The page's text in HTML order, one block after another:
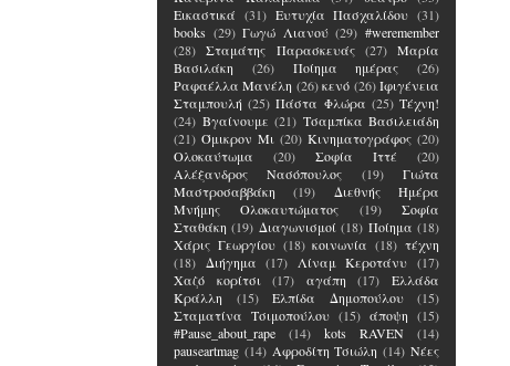
Εικαστικά (31) Ευτυχία Πασχαλίδου (31)
books (29) Γωγώ Λιανού (29) #weremember
(28) Σταμάτης Παρασκευάς (27) Μαρία
Βασιλάκη
(26) Ποίημα ημέρας
(26)
Ραφαέλλα Μανέλη (26) κενό (26) Ιφιγένεια
Σταμπουλή (25) Πάστα Φλώρα (25) Τέχνη!
(24) Βγαίνουμε (21) Τσαμπίκα Βασιλειάδη
(21) Όμικρον Μι (20) Κινηματογράφος (20)
Ολοκαύτωμα
(20) Σοφία Ιττέ
(20)
Αλέξανδρος Νασόπουλος
(19)
Γιώτα
Μαστροσαββάκη
(19)
Διεθνής Ημέρα
Μνήμης Ολοκαυτώματος
(19)
Σοφία
Σταθάκη (19) Διαγωνισμοί (18) Ποίημα (18)
Χάρις Γεωργίου (18) κοινωνία (18) τέχνη
(18)
Διήγημα (17) Λίναμ Κεροτάνυ (17)
Χαζό κορίτσι
(17) αγάπη (17)
Ελλάδα
Κράλλη
(15) Ελπίδα Δημοπούλου
(15)
Σταματίνα Τσιμοπούλου (15) άποψη (15)
#Pause_about_rape
(14) kots RAVEN
(14)
pauseartmag (14) Αφροδίτη Τσιώλη (14) Νέες